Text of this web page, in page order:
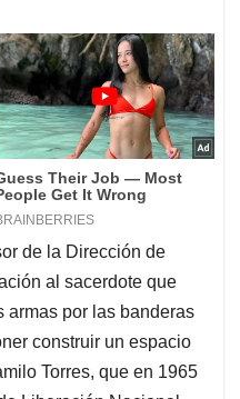
de la Dirección de
al sacerdote que
armas por las banderas
construir un espacio
Torres, que en 1965